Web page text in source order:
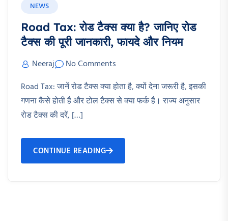
NEWS
Road Tax: रोड टैक्स क्या है? जानिए रोड
टैक्स की पूरी जानकारी, फायदे और नियम
Neeraj
No Comments
Road Tax: जानें रोड टैक्स क्या होता है, क्यों देना जरूरी है, इसकी
गणना कैसे होती है और टोल टैक्स से क्या फर्क है। राज्य अनुसार
रोड टैक्स की दरें, […]
CONTINUE READING